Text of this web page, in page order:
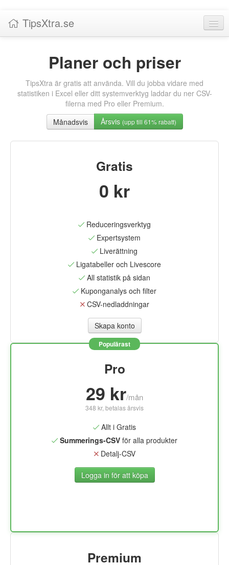
TipsXtra.se
Livescore!
Logga in / Skapa konto
Planer och priser
TipsXtra är gratis att använda. Vill du jobba vidare med
statistiken i Excel eller ditt systemverktyg laddar du ner CSV-
filerna med Pro eller Premium.
Månadsvis
Årsvis (upp till 61% rabatt)
Gratis
0 kr
Reduceringsverktyg
Expertsystem
Liverättning
Ligatabeller och Livescore
All statistik på sidan
Kuponganalys och filter
CSV-nedladdningar
Skapa konto
Populärast
Pro
29 kr/mån
348 kr, betalas årsvis
Allt i Gratis
Summerings-CSV för alla produkter
Detalj-CSV
Logga in för att köpa
Premium